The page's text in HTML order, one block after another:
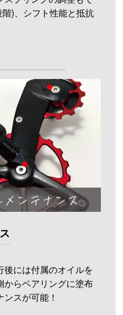
階)、シフト性能と抵抗
後には付属のオイルを
からベアリングに塗布
スが可能！